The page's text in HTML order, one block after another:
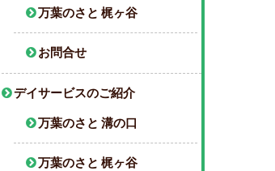
万葉のさと 梶ヶ谷
お問合せ
デイサービスのご紹介
万葉のさと 溝の口
万葉のさと 梶ヶ谷